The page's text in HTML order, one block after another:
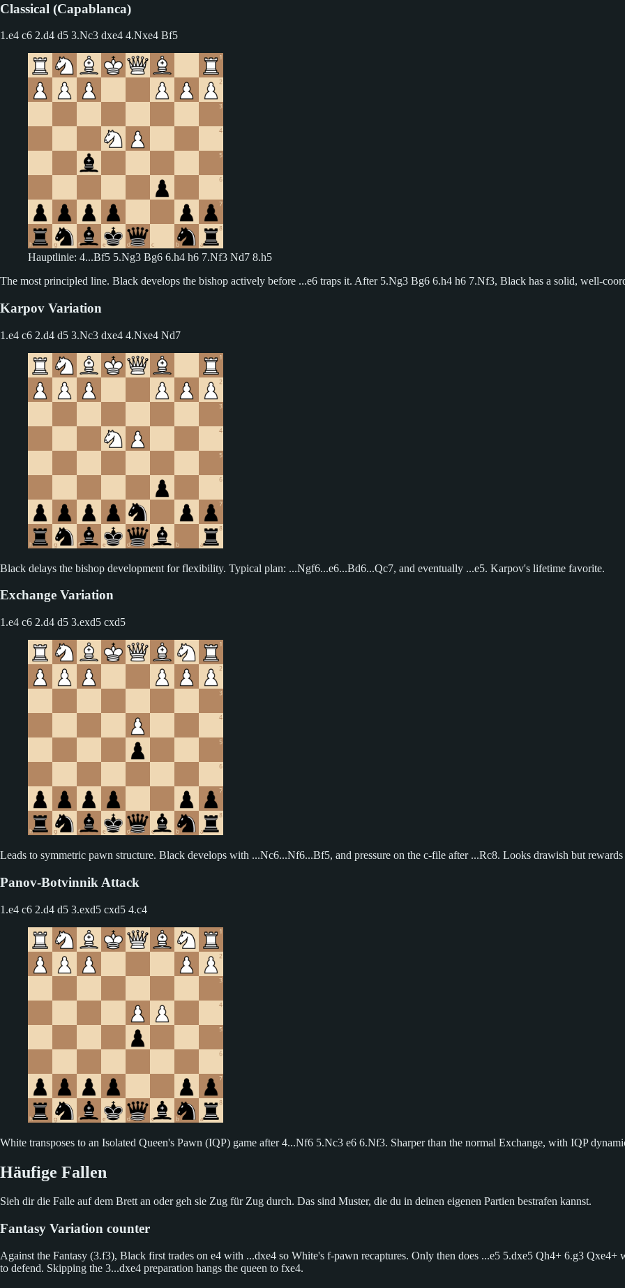
Classical (Capablanca)
1.e4 c6 2.d4 d5 3.Nc3 dxe4 4.Nxe4 Bf5
Hauptlinie: 4...Bf5 5.Ng3 Bg6 6.h4 h6 7.Nf3 Nd7 8.h5
The most principled line. Black develops the bishop actively before ...e6 traps it. After 5.Ng3 Bg6 6.h4 h6 7.Nf3, Black has a solid, well-
Karpov Variation
1.e4 c6 2.d4 d5 3.Nc3 dxe4 4.Nxe4 Nd7
Black delays the bishop development for flexibility. Typical plan: ...Ngf6...e6...Bd6...Qc7, and eventually ...e5. Karpov's lifetime favorite.
Exchange Variation
1.e4 c6 2.d4 d5 3.exd5 cxd5
Leads to symmetric pawn structure. Black develops with ...Nc6...Nf6...Bf5, and pressure on the c-file after ...Rc8. Looks drawish but
Panov-Botvinnik Attack
1.e4 c6 2.d4 d5 3.exd5 cxd5 4.c4
White transposes to an Isolated Queen's Pawn (IQP) game after 4...Nf6 5.Nc3 e6 6.Nf3. Sharper than the normal Exchange, with IQP
Häufige Fallen
Sieh dir die Falle auf dem Brett an oder geh sie Zug für Zug durch. Das sind Muster, die du in deinen eigenen Partien bestrafen kannst.
Fantasy Variation counter
Against the Fantasy (3.f3), Black first trades on e4 with ...dxe4 so White's f-pawn recaptures. Only then does ...e5 5.dxe5 Qh4+ 6.g3
to defend. Skipping the 3...dxe4 preparation hangs the queen to fxe4.